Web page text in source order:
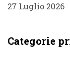
27 Luglio 2026
Categorie